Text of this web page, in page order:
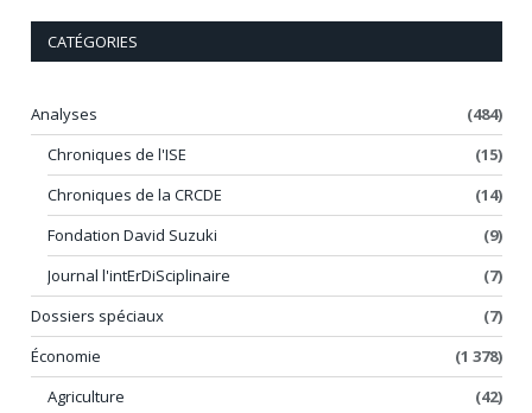
CATÉGORIES
Analyses
(484)
Chroniques de l'ISE
(15)
Chroniques de la CRCDE
(14)
Fondation David Suzuki
(9)
Journal l'intErDiSciplinaire
(7)
Dossiers spéciaux
(7)
Économie
(1 378)
Agriculture
(42)